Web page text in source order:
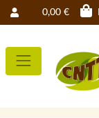
0,00 €